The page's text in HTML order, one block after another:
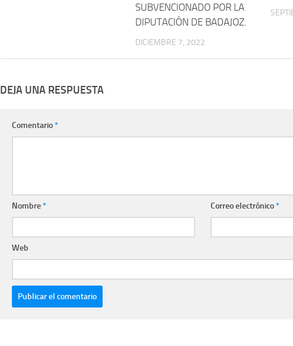
SUBVENCIONADO POR LA
DIPUTACIÓN DE BADAJOZ.
DICIEMBRE 7, 2022
DEJA UNA RESPUESTA
Comentario*
Nombre* Correo electrónico*
Web